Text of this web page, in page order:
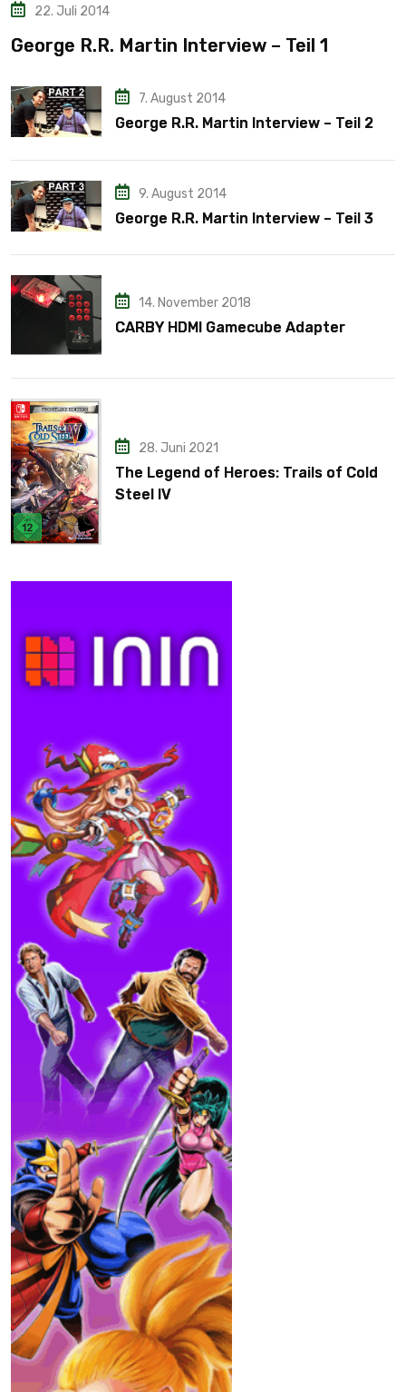
22. Juli 2014
George R.R. Martin Interview – Teil 1
7. August 2014
George R.R. Martin Interview – Teil 2
9. August 2014
George R.R. Martin Interview – Teil 3
14. November 2018
CARBY HDMI Gamecube Adapter
28. Juni 2021
The Legend of Heroes: Trails of Cold
Steel IV